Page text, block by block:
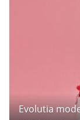
Evolutia